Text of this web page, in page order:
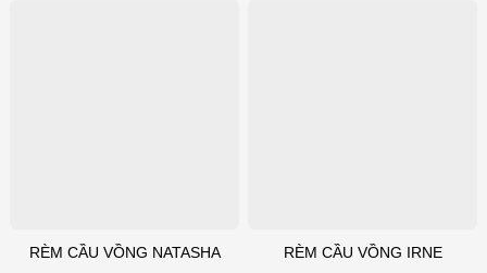
RÈM CẦU VỒNG NATASHA RÈM CẦU VỒNG IRNE